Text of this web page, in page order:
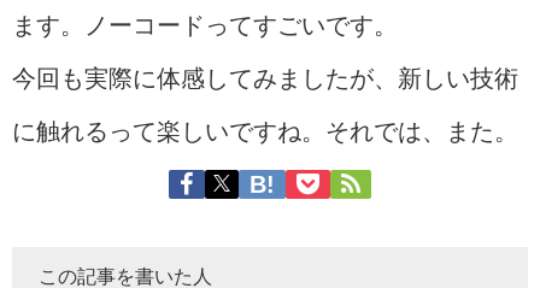
ます。ノーコードってすごいです。
今回も実際に体感してみましたが、新しい技術
に触れるって楽しいですね。それでは、また。
この記事を書いた人